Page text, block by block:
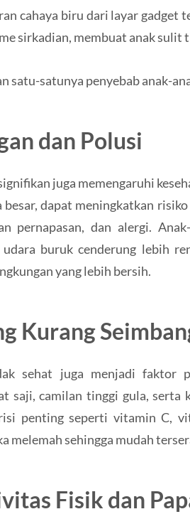
cahaya biru dari layar gadget
sirkadian, membuat anak sulit
satu-satunya penyebab anak-
dan Polusi
juga memengaruhi
dapat meningkatkan risiko
pernapasan, dan alergi.
buruk cenderung lebih
yang lebih bersih.
Kurang
sehat juga menjadi faktor
saji, camilan tinggi gula, serta
penting seperti vitamin C,
melemah sehingga mudah
Fisik dan